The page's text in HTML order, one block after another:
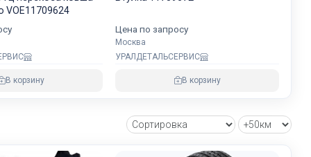
на
VOE11709624
В корзину
Цена по запросу
Москва
УРАЛДЕТАЛЬСЕРВИС
В корзину